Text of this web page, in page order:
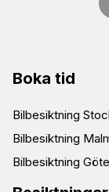
Boka tid
Bilbesiktning
Bilbesiktning
Bilbesiktning